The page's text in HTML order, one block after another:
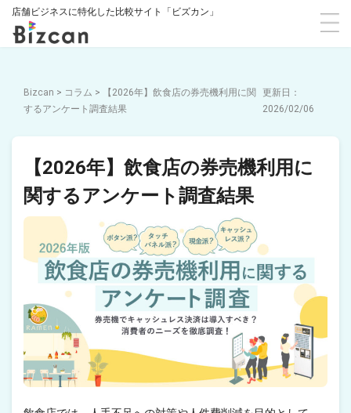
店舗ビジネスに特化した比較サイト「ビズカン」
Bizcan > コラム >
【2026年】飲食店の券売機利用に関
するアンケート調査結果
2026/02/06
【2026年】飲食店の券売機利用に
関するアンケート調査結果